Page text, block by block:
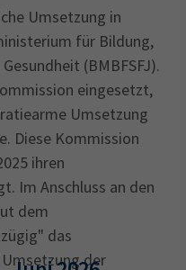
Umsetzung in
für Bildung,
(BMBFSFJ).
eingesetzt,
Umsetzung
Diese Kommission
ihren
Im Anschluss an den
dem
das
der